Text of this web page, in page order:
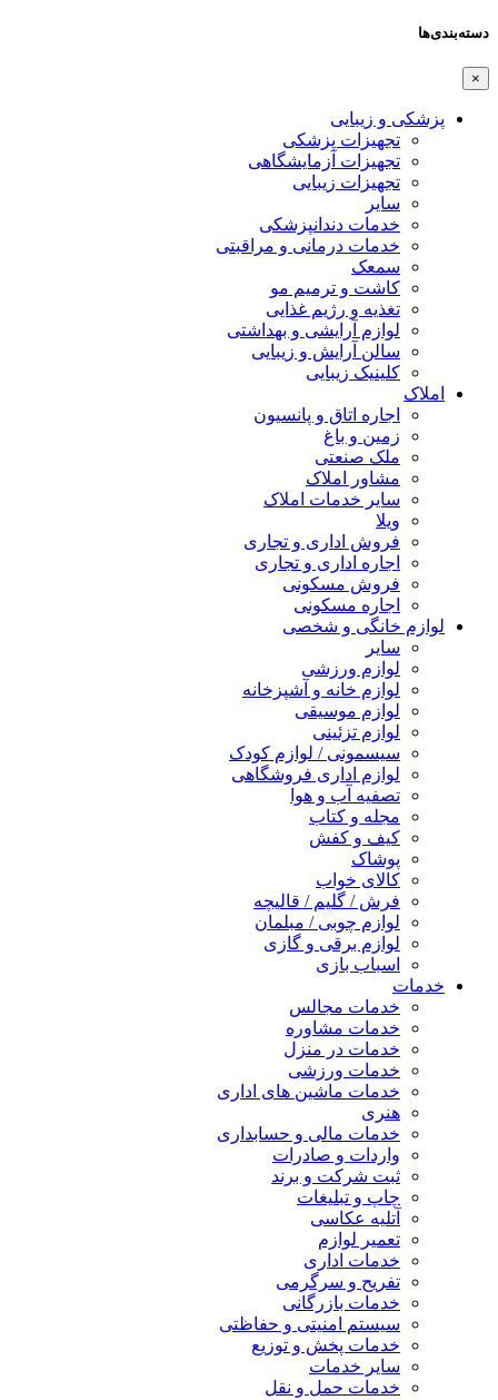
دسته‌بندی‌ها
×
پزشکی و زیبایی
تجهیزات پزشکی
تجهیزات آزمایشگاهی
تجهیزات زیبایی
سایر
خدمات دندانپزشکی
خدمات درمانی و مراقبتی
سمعک
کاشت و ترمیم مو
تغذیه و رژیم غذایی
لوازم آرایشی و بهداشتی
سالن آرایش و زیبایی
کلینیک زیبایی
املاک
اجاره اتاق و پانسیون
زمین و باغ
ملک صنعتی
مشاور املاک
سایر خدمات املاک
ویلا
فروش اداری و تجاری
اجاره اداری و تجاری
فروش مسکونی
اجاره مسکونی
لوازم خانگی و شخصی
سایر
لوازم ورزشی
لوازم خانه و آشپزخانه
لوازم موسیقی
لوازم تزئینی
سیسمونی / لوازم کودک
لوازم اداری فروشگاهی
تصفیه آب و هوا
مجله و کتاب
کیف و کفش
پوشاک
کالای خواب
فرش / گلیم / قالیچه
لوازم چوبی / مبلمان
لوازم برقی و گازی
اسباب بازی
خدمات
خدمات مجالس
خدمات مشاوره
خدمات در منزل
خدمات ورزشی
خدمات ماشین های اداری
هنری
خدمات مالی و حسابداری
واردات و صادرات
ثبت شرکت و برند
چاپ و تبلیغات
آتلیه عکاسی
تعمیر لوازم
خدمات اداری
تفریح و سرگرمی
خدمات بازرگانی
سیستم امنیتی و حفاظتی
خدمات پخش و توزیع
سایر خدمات
خدمات حمل و نقل